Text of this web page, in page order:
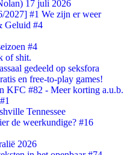
17 juli 2026
2027] #1 We zijn er weer
Geluid #4
#4
of shit.
gedeeld op seksfora
en free-to-play games!
KFC #82 - Meer korting a.u.b.
Tennessee
de weerkundige? #16
2026